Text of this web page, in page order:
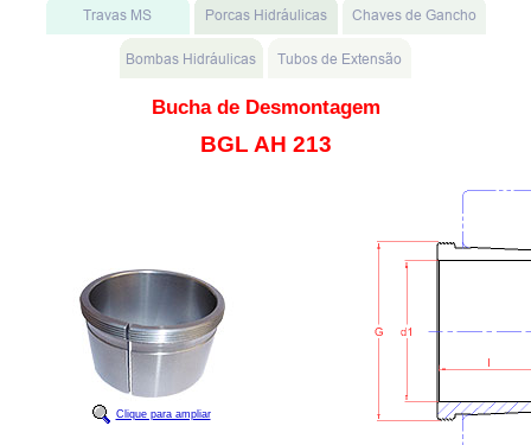
Bucha de Desmontagem
BGL AH 213
Clique para ampliar